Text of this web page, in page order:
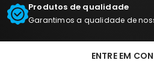
Produtos de qualidade
Garantimos a qualidade de
ENTRE EM